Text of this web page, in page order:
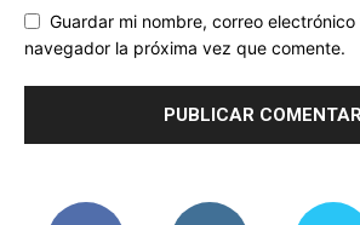
Guardar mi nombre, correo
navegador la próxima vez que comente.